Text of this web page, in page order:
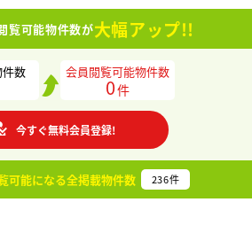
覧可能物件数が大幅アップ!!
数 会員閲覧可能物件数
0件
今すぐ無料会員登録!
可能になる全掲載物件数 236件